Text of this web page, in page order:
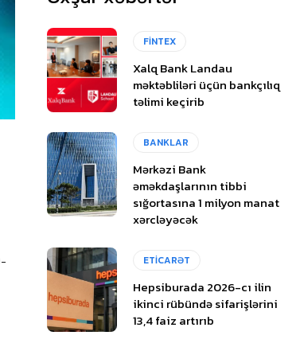
FİNTEX
Xalq Bank Landau
məktəbliləri üçün bankçılıq
təlimi keçirib
BANKLAR
Mərkəzi Bank
əməkdaşlarının tibbi
sığortasına 1 milyon manat
xərcləyəcək
ETİCARƏT
Hepsiburada 2026-cı ilin
ikinci rübündə sifarişlərini
13,4 faiz artırıb